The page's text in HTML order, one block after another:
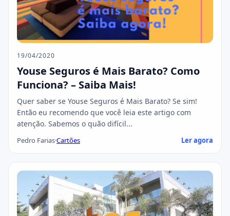
19/04/2020
Youse Seguros é Mais Barato? Como
Funciona? – Saiba Mais!
Quer saber se Youse Seguros é Mais Barato? Se sim!
Então eu recomendo que você leia este artigo com
atenção. Sabemos o quão difícil...
Pedro Farias·Cartões Ler agora